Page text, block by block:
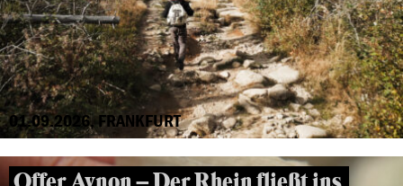
01.09.2026, FRANKFURT